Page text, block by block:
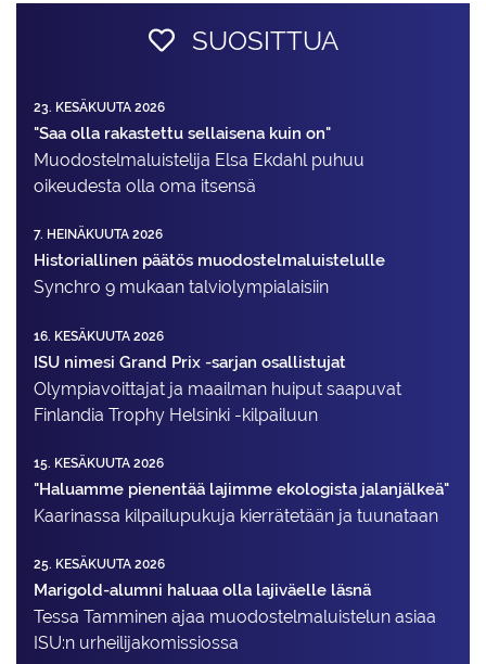
SUOSITTUA
23. KESÄKUUTA 2026
"Saa olla rakastettu sellaisena kuin on"
Muodostelma­luistelija Elsa Ekdahl puhuu
oikeudesta olla oma itsensä
7. HEINÄKUUTA 2026
Historiallinen päätös muodostelmaluistelulle
Synchro 9 mukaan talviolympialaisiin
16. KESÄKUUTA 2026
ISU nimesi Grand Prix -sarjan osallistujat
Olympiavoittajat ja maailman huiput saapuvat
Finlandia Trophy Helsinki -kilpailuun
15. KESÄKUUTA 2026
"Haluamme pienentää lajimme ekologista jalanjälkeä"
Kaarinassa kilpailupukuja kierrätetään ja tuunataan
25. KESÄKUUTA 2026
Marigold-alumni haluaa olla lajiväelle läsnä
Tessa Tamminen ajaa muodostelma­luistelun asiaa
ISU:n urheilija­komissiossa